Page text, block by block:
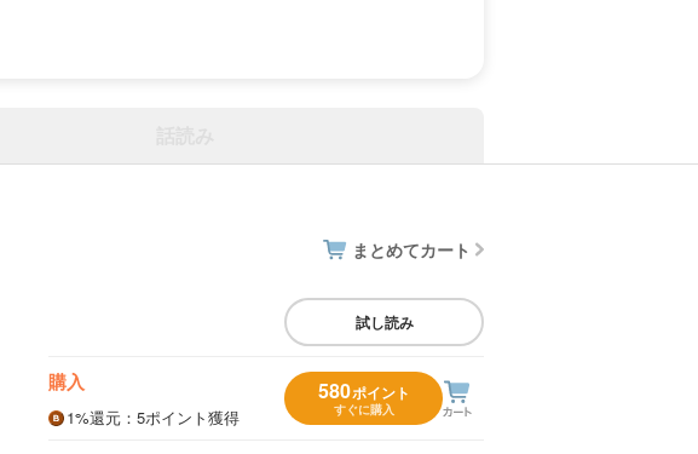
まとめてカート
試し読み
購入
1%還元 ：5ポイント獲得
580ポイント
すぐに購入